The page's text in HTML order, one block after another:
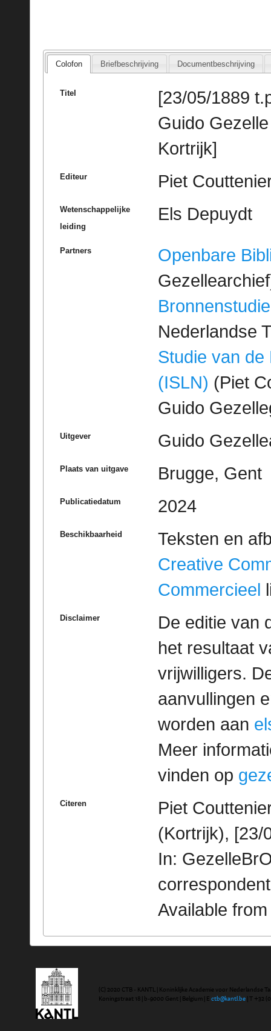
Colofon Briefbeschrijving Documentbeschrijving
Titel
[23/05/1889
Guido
Kortrijk]
Editeur Piet
Wetenschappelijke
leiding
Els Depuydt
Partners
Openbare
Bronnenstudie
Nederlandse
Studie van de
(ISLN) (Piet
Guido
Uitgever Guido
Plaats van uitgave Brugge, Gent
Publicatiedatum 2024
Beschikbaarheid
Teksten en
Creative
Commercieel
Disclaimer
De editie van
het resultaat
vrijwilligers.
aanvullingen
worden aan
Meer
vinden op
Citeren
Piet
(Kortrijk), [23/
In:
Available
(C) 2020 CTB - KANTL | Koninklijke Academie voor Nederlandse
Koningstraat 18 | b-9000 Gent | Belgium | E ctb@kantl.be | T +32